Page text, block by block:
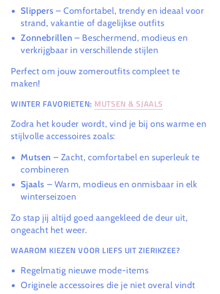
Slippers – Comfortabel, trendy en ideaal voor
strand, vakantie of dagelijkse outfits
Zonnebrillen – Beschermend, modieus en
verkrijgbaar in verschillende stijlen
Perfect om jouw zomeroutfits compleet te
maken!
WINTER FAVORIETEN: MUTSEN & SJAALS
Zodra het kouder wordt, vind je bij ons warme en
stijlvolle accessoires zoals:
Mutsen – Zacht, comfortabel en superleuk te
combineren
Sjaals – Warm, modieus en onmisbaar in elk
winterseizoen
Zo stap jij altijd goed aangekleed de deur uit,
ongeacht het weer.
WAAROM KIEZEN VOOR LIEFS UIT ZIERIKZEE?
Regelmatig nieuwe mode-items
Originele accessoires die je niet overal vindt